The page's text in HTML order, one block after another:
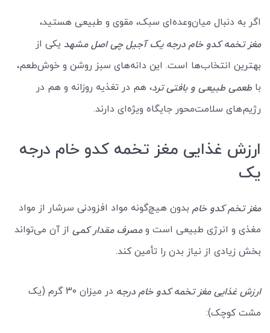
اگر به دنبال میان‌وعده‌ای سبک، مقوی و طبیعی هستید،
مغز تخمه کدو خام درجه یک آجیل چی اصل مشهد یکی از
بهترین انتخاب‌ها است. این دانه‌های سبز روشن و خوش‌طعم،
با طعمی طبیعی و بافتی ترد، هم در تغذیه روزانه و هم در
رژیم‌های سلامت‌محور جایگاه ویژه‌ای دارند.
ارزش غذایی مغز تخمه کدو خام درجه
یک
مغز تخم کدو خام بدون هیچ‌گونه مواد افزودنی سرشار از مواد
مغذی و انرژی طبیعی است ومصرف مقدار کمی از آن می‌تواند
بخش زیادی از نیاز بدن را تأمین کند.
ارزش غذایی مغز تخمه کدو خام درجه
در میزان 30 گرم (یک
مشت کوچک):